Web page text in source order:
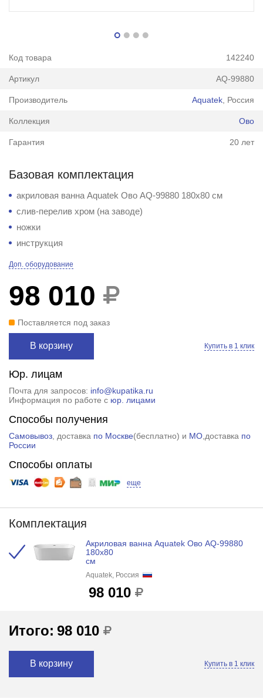
Код товара 142240
Артикул AQ-99880
Производитель Aquatek , Россия
Коллекция Ово
Гарантия 20 лет
Базовая комплектация
акриловая ванна Aquatek Ово AQ-99880 180х80 см
слив-перелив хром (на заводе)
ножки
инструкция
Доп. оборудование
98 010
Поставляется под заказ
В корзину Купить в 1 клик
Юр. лицам
Почта для запросов: info@kupatika.ru
Информация по работе с юр. лицами
Способы получения
Самовывоз, доставка по Москве(бесплатно) и МО,доставка по
России
Способы оплаты
еще
Комплектация
Акриловая ванна Aquatek Ово AQ-99880
180х80
см
Aquatek, Россия
98 010
Итого: 98 010
В корзину Купить в 1 клик